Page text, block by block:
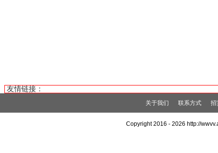
友情链接：
关于我们 联系方式 招
Copyright 2016 - 2026 http://